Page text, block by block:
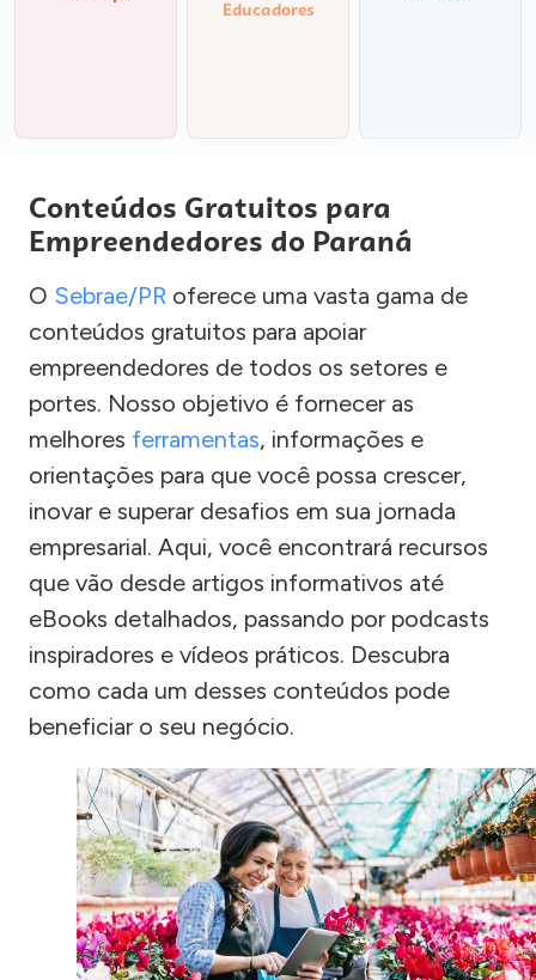
Educadores
Conteúdos Gratuitos para
Empreendedores do Paraná
O Sebrae/PR oferece uma vasta gama de
conteúdos gratuitos para apoiar
empreendedores de todos os setores e
portes. Nosso objetivo é fornecer as
melhores ferramentas, informações e
orientações para que você possa crescer,
inovar e superar desafios em sua jornada
empresarial. Aqui, você encontrará recursos
que vão desde artigos informativos até
eBooks detalhados, passando por podcasts
inspiradores e vídeos práticos. Descubra
como cada um desses conteúdos pode
beneficiar o seu negócio.